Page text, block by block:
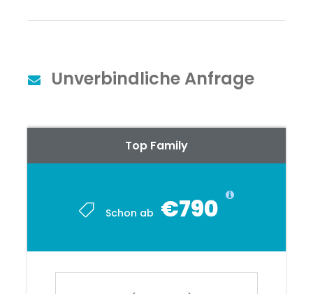
Top Family
Schon ab €790
Unverbindliche Anfrage